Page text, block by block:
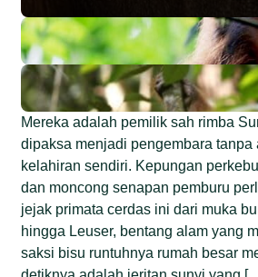
Mereka adalah pemilik sah rimba
dipaksa menjadi pengembara tanpa
kelahiran sendiri. Kepungan
dan moncong senapan pemburu
jejak primata cerdas ini dari muka
hingga Leuser, bentang alam yang
saksi bisu runtuhnya rumah besar